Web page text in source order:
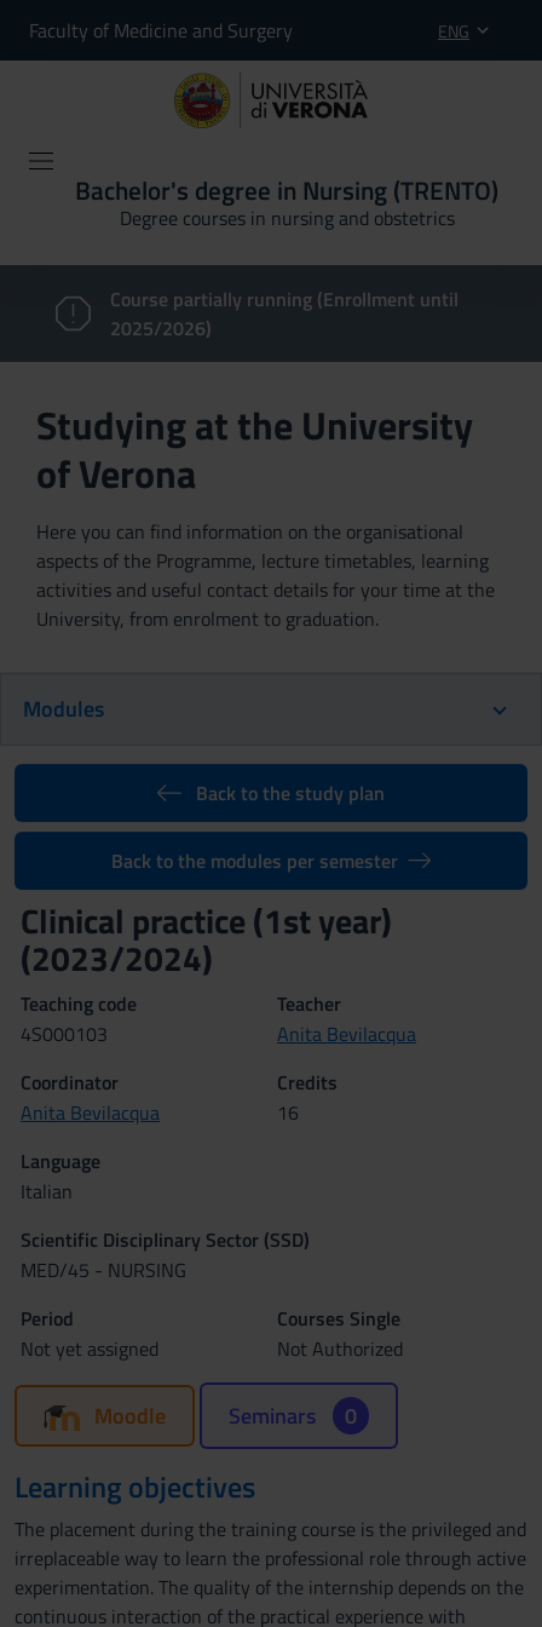
Faculty of Medicine and Surgery ENG
Bachelor's degree in Nursing (TRENTO)
Degree courses in nursing and obstetrics
Course partially running (Enrollment until
2025/2026)
Studying at the University
of Verona
Here you can find information on the organisational
aspects of the Programme, lecture timetables, learning
activities and useful contact details for your time at the
University, from enrolment to graduation.
Modules
Back to the study plan
Back to the modules per semester
Clinical practice (1st year)
(2023/2024)
Teaching code
4S000103
Teacher
Anita Bevilacqua
Coordinator
Anita Bevilacqua
Credits
16
Language
Italian
Scientific Disciplinary Sector (SSD)
MED/45 - NURSING
Period
Not yet assigned
Courses Single
Not Authorized
Moodle Seminars 0
Learning objectives
The placement during the training course is the privileged and
irreplaceable way to learn the professional role through active
experimentation. The quality of the internship depends on the
continuous interaction of the practical experience with